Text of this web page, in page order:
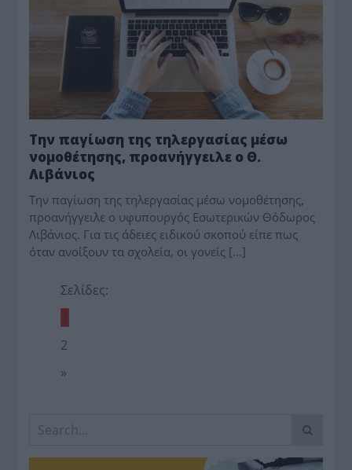
Την παγίωση της τηλεργασίας μέσω
νομοθέτησης, προανήγγειλε ο Θ.
Λιβάνιος
Την παγίωση της τηλεργασίας μέσω νομοθέτησης,
προανήγγειλε ο υφυπουργός Εσωτερικών Θόδωρος
Λιβάνιος. Για τις άδειες ειδικού σκοπού είπε πως
όταν ανοίξουν τα σχολεία, οι γονείς […]
Σελίδες:
1
2
»